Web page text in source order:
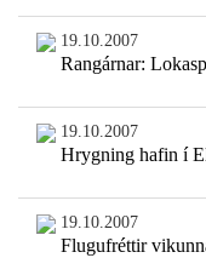
19.10.2007
Rangárnar:
19.10.2007
Hrygning hafin í
19.10.2007
Flugufréttir